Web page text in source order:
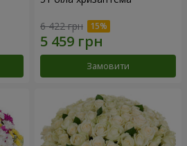
6 422 грн
Замовити